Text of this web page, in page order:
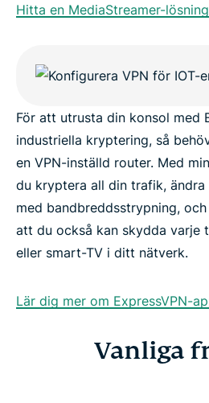
Hitta en MediaStreamer-
För att utrusta din konsol med
industriella kryptering, så
en VPN-inställd router. Med
du kryptera all din trafik, ändra
med bandbreddsstrypning,
att du också kan skydda varje
eller smart-TV i ditt nätverk.
Lär dig mer om ExpressVPN-
Vanliga